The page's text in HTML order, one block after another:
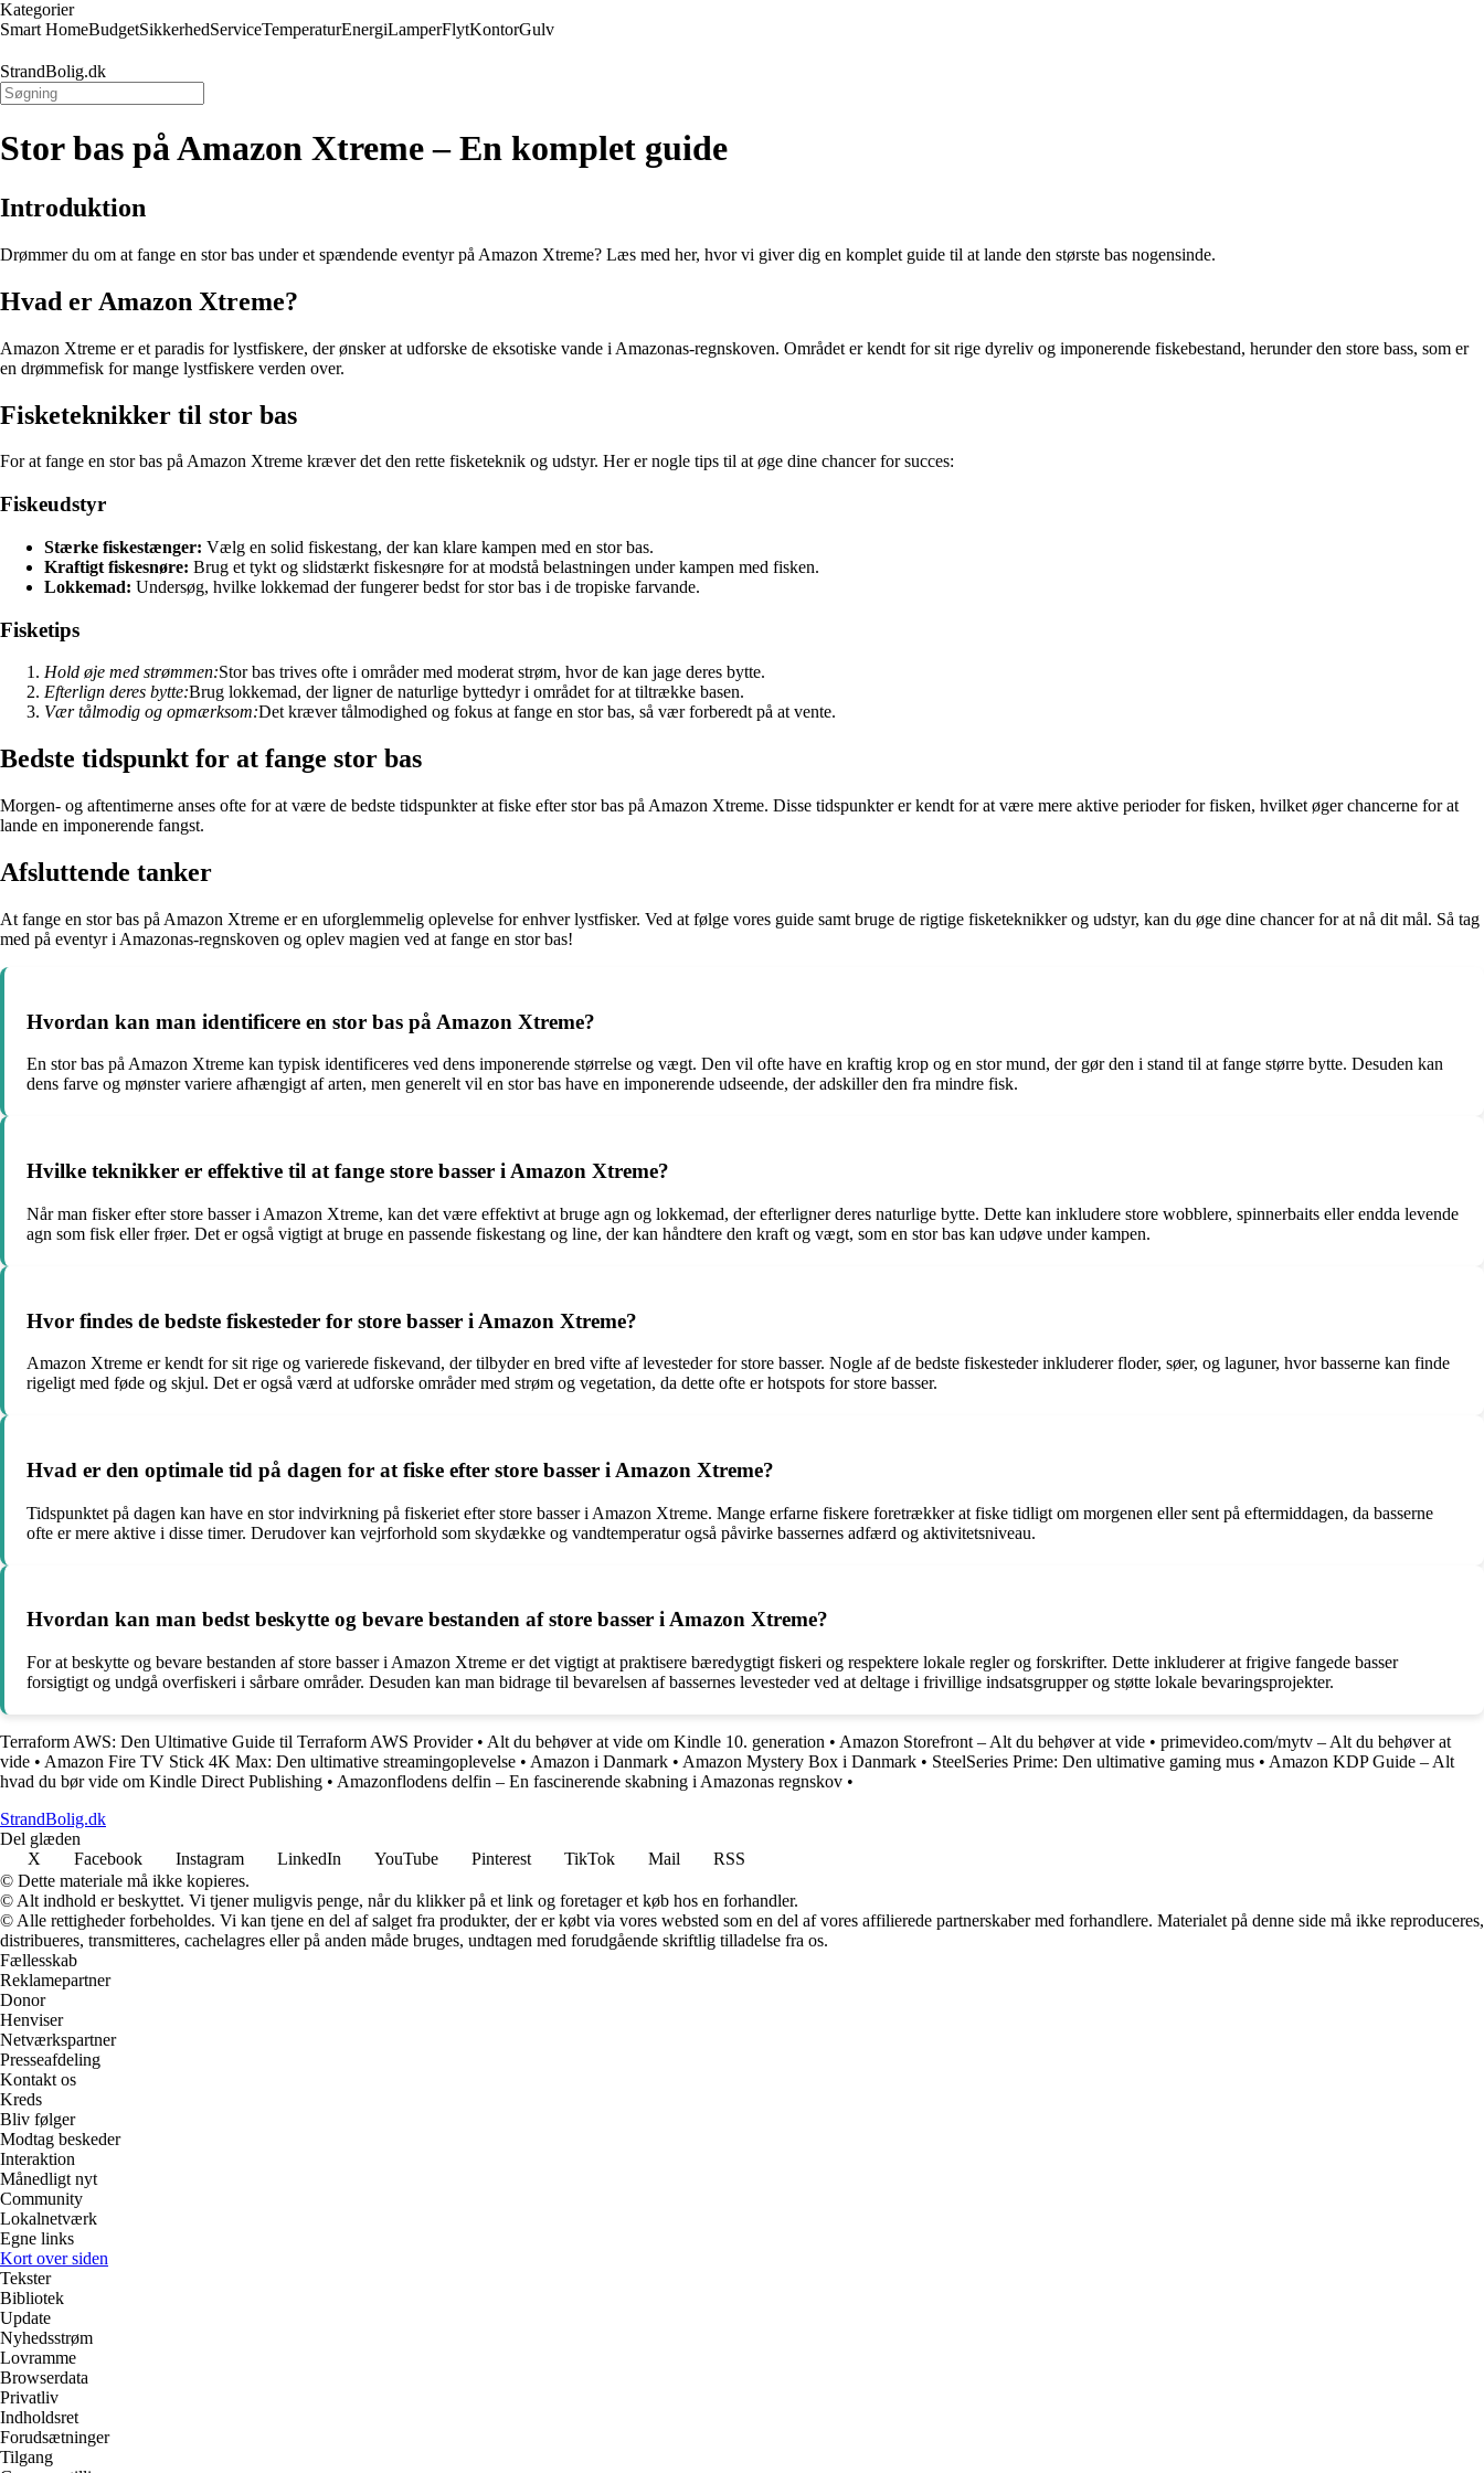
Kategorier
Smart HomeBudgetSikkerhedServiceTemperaturEnergiLamperFlytKontorGulv
StrandBolig.dk
Stor bas på Amazon Xtreme – En komplet guide
Introduktion
Drømmer du om at fange en stor bas under et spændende eventyr på Amazon Xtreme? Læs med her, hvor vi giver dig en komplet guide til at lande den største bas nogensinde.
Hvad er Amazon Xtreme?
Amazon Xtreme er et paradis for lystfiskere, der ønsker at udforske de eksotiske vande i Amazonas-regnskoven. Området er kendt for sit rige dyreliv og imponerende fiskebestand, herunder den store bass, som er
en drømmefisk for mange lystfiskere verden over.
Fisketeknikker til stor bas
For at fange en stor bas på Amazon Xtreme kræver det den rette fisketeknik og udstyr. Her er nogle tips til at øge dine chancer for succes:
Fiskeudstyr
Stærke fiskestænger: Vælg en solid fiskestang, der kan klare kampen med en stor bas.
Kraftigt fiskesnøre: Brug et tykt og slidstærkt fiskesnøre for at modstå belastningen under kampen med fisken.
Lokkemad: Undersøg, hvilke lokkemad der fungerer bedst for stor bas i de tropiske farvande.
Fisketips
Hold øje med strømmen:Stor bas trives ofte i områder med moderat strøm, hvor de kan jage deres bytte.
Efterlign deres bytte:Brug lokkemad, der ligner de naturlige byttedyr i området for at tiltrække basen.
Vær tålmodig og opmærksom:Det kræver tålmodighed og fokus at fange en stor bas, så vær forberedt på at vente.
Bedste tidspunkt for at fange stor bas
Morgen- og aftentimerne anses ofte for at være de bedste tidspunkter at fiske efter stor bas på Amazon Xtreme. Disse tidspunkter er kendt for at være mere aktive perioder for fisken, hvilket øger chancerne for at
lande en imponerende fangst.
Afsluttende tanker
At fange en stor bas på Amazon Xtreme er en uforglemmelig oplevelse for enhver lystfisker. Ved at følge vores guide samt bruge de rigtige fisketeknikker og udstyr, kan du øge dine chancer for at nå dit mål. Så tag
med på eventyr i Amazonas-regnskoven og oplev magien ved at fange en stor bas!
Hvordan kan man identificere en stor bas på Amazon Xtreme?
En stor bas på Amazon Xtreme kan typisk identificeres ved dens imponerende størrelse og vægt. Den vil ofte have en kraftig krop og en stor mund, der gør den i stand til at fange større bytte. Desuden kan
dens farve og mønster variere afhængigt af arten, men generelt vil en stor bas have en imponerende udseende, der adskiller den fra mindre fisk.
Hvilke teknikker er effektive til at fange store basser i Amazon Xtreme?
Når man fisker efter store basser i Amazon Xtreme, kan det være effektivt at bruge agn og lokkemad, der efterligner deres naturlige bytte. Dette kan inkludere store wobblere, spinnerbaits eller endda levende
agn som fisk eller frøer. Det er også vigtigt at bruge en passende fiskestang og line, der kan håndtere den kraft og vægt, som en stor bas kan udøve under kampen.
Hvor findes de bedste fiskesteder for store basser i Amazon Xtreme?
Amazon Xtreme er kendt for sit rige og varierede fiskevand, der tilbyder en bred vifte af levesteder for store basser. Nogle af de bedste fiskesteder inkluderer floder, søer, og laguner, hvor basserne kan finde
rigeligt med føde og skjul. Det er også værd at udforske områder med strøm og vegetation, da dette ofte er hotspots for store basser.
Hvad er den optimale tid på dagen for at fiske efter store basser i Amazon Xtreme?
Tidspunktet på dagen kan have en stor indvirkning på fiskeriet efter store basser i Amazon Xtreme. Mange erfarne fiskere foretrækker at fiske tidligt om morgenen eller sent på eftermiddagen, da basserne
ofte er mere aktive i disse timer. Derudover kan vejrforhold som skydække og vandtemperatur også påvirke bassernes adfærd og aktivitetsniveau.
Hvordan kan man bedst beskytte og bevare bestanden af store basser i Amazon Xtreme?
For at beskytte og bevare bestanden af store basser i Amazon Xtreme er det vigtigt at praktisere bæredygtigt fiskeri og respektere lokale regler og forskrifter. Dette inkluderer at frigive fangede basser
forsigtigt og undgå overfiskeri i sårbare områder. Desuden kan man bidrage til bevarelsen af bassernes levesteder ved at deltage i frivillige indsatsgrupper og støtte lokale bevaringsprojekter.
Terraform AWS: Den Ultimative Guide til Terraform AWS Provider• Alt du behøver at vide om Kindle 10. generation • Amazon Storefront – Alt du behøver at vide • primevideo.com/mytv – Alt du behøver at
vide • Amazon Fire TV Stick 4K Max: Den ultimative streamingoplevelse • Amazon i Danmark • Amazon Mystery Box i Danmark • SteelSeries Prime: Den ultimative gaming mus • Amazon KDP Guide – Alt
hvad du bør vide om Kindle Direct Publishing • Amazonflodens delfin – En fascinerende skabning i Amazonas regnskov •
StrandBolig.dk
Del glæden
X
Facebook Instagram LinkedIn YouTube Pinterest TikTok Mail
RSS
© Dette materiale må ikke kopieres.
© Alt indhold er beskyttet. Vi tjener muligvis penge, når du klikker på et link og foretager et køb hos en forhandler.
© Alle rettigheder forbeholdes. Vi kan tjene en del af salget fra produkter, der er købt via vores websted som en del af vores affilierede partnerskaber med forhandlere. Materialet på denne side må ikke reproduceres,
distribueres, transmitteres, cachelagres eller på anden måde bruges, undtagen med forudgående skriftlig tilladelse fra os.
Fællesskab
Reklamepartner
Donor
Henviser
Netværkspartner
Presseafdeling
Kontakt os
Kreds
Bliv følger
Modtag beskeder
Interaktion
Månedligt nyt
Community
Lokalnetværk
Egne links
Kort over siden
Tekster
Bibliotek
Update
Nyhedsstrøm
Lovramme
Browserdata
Privatliv
Indholdsret
Forudsætninger
Tilgang